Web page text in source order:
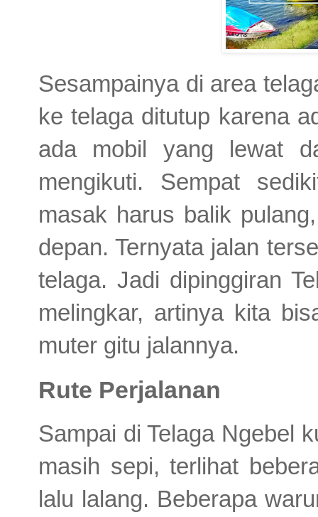
Sesampainya di area
ke telaga ditutup karena
ada mobil yang lewat
mengikuti. Sempat
masak harus balik
depan. Ternyata jalan
telaga. Jadi dipinggiran
melingkar, artinya kita
muter gitu jalannya.
Rute Perjalanan
Sampai di Telaga Ngebel
masih sepi, terlihat
lalu lalang. Beberapa